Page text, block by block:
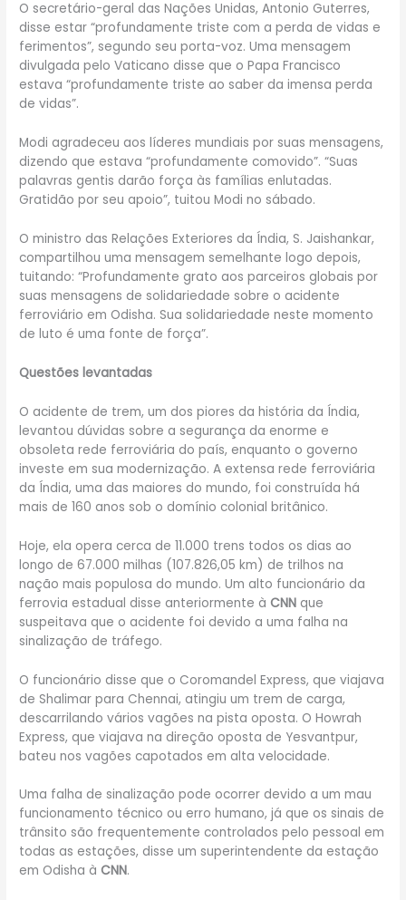
O secretário-geral das Nações Unidas, Antonio Guterres,
disse estar “profundamente triste com a perda de vidas e
ferimentos”, segundo seu porta-voz. Uma mensagem
divulgada pelo Vaticano disse que o Papa Francisco
estava “profundamente triste ao saber da imensa perda
de vidas”.
Modi agradeceu aos líderes mundiais por suas mensagens,
dizendo que estava “profundamente comovido”. “Suas
palavras gentis darão força às famílias enlutadas.
Gratidão por seu apoio”, tuitou Modi no sábado.
O ministro das Relações Exteriores da Índia, S. Jaishankar,
compartilhou uma mensagem semelhante logo depois,
tuitando: “Profundamente grato aos parceiros globais por
suas mensagens de solidariedade sobre o acidente
ferroviário em Odisha. Sua solidariedade neste momento
de luto é uma fonte de força”.
Questões levantadas
O acidente de trem, um dos piores da história da Índia,
levantou dúvidas sobre a segurança da enorme e
obsoleta rede ferroviária do país, enquanto o governo
investe em sua modernização. A extensa rede ferroviária
da Índia, uma das maiores do mundo, foi construída há
mais de 160 anos sob o domínio colonial britânico.
Hoje, ela opera cerca de 11.000 trens todos os dias ao
longo de 67.000 milhas (107.826,05 km) de trilhos na
nação mais populosa do mundo. Um alto funcionário da
ferrovia estadual disse anteriormente à CNN que
suspeitava que o acidente foi devido a uma falha na
sinalização de tráfego.
O funcionário disse que o Coromandel Express, que viajava
de Shalimar para Chennai, atingiu um trem de carga,
descarrilando vários vagões na pista oposta. O Howrah
Express, que viajava na direção oposta de Yesvantpur,
bateu nos vagões capotados em alta velocidade.
Uma falha de sinalização pode ocorrer devido a um mau
funcionamento técnico ou erro humano, já que os sinais de
trânsito são frequentemente controlados pelo pessoal em
todas as estações, disse um superintendente da estação
em Odisha à CNN.